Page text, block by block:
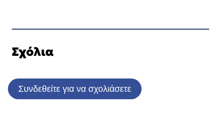
Σχόλια
Συνδεθείτε για να σχολιάσετε